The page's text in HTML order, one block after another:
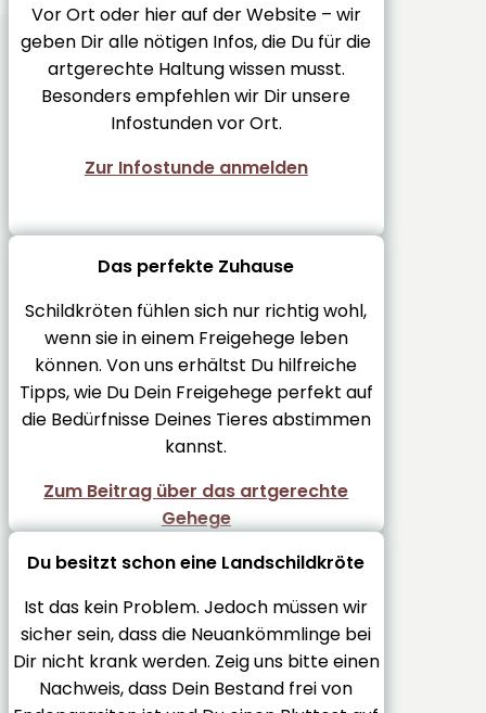
Vor Ort oder hier auf der Website – wir
geben Dir alle nötigen Infos, die Du für die
artgerechte Haltung wissen musst.
Besonders empfehlen wir Dir unsere
Infostunden vor Ort.
Zur Infostunde anmelden
Das perfekte Zuhause
Schildkröten fühlen sich nur richtig wohl,
wenn sie in einem Freigehege leben
können. Von uns erhältst Du hilfreiche
Tipps, wie Du Dein Freigehege perfekt auf
die Bedürfnisse Deines Tieres abstimmen
kannst.
Zum Beitrag über das artgerechte
Gehege
Du besitzt schon eine Landschildkröte
Ist das kein Problem. Jedoch müssen wir
sicher sein, dass die Neuankömmlinge bei
Dir nicht krank werden. Zeig uns bitte einen
Nachweis, dass Dein Bestand frei von